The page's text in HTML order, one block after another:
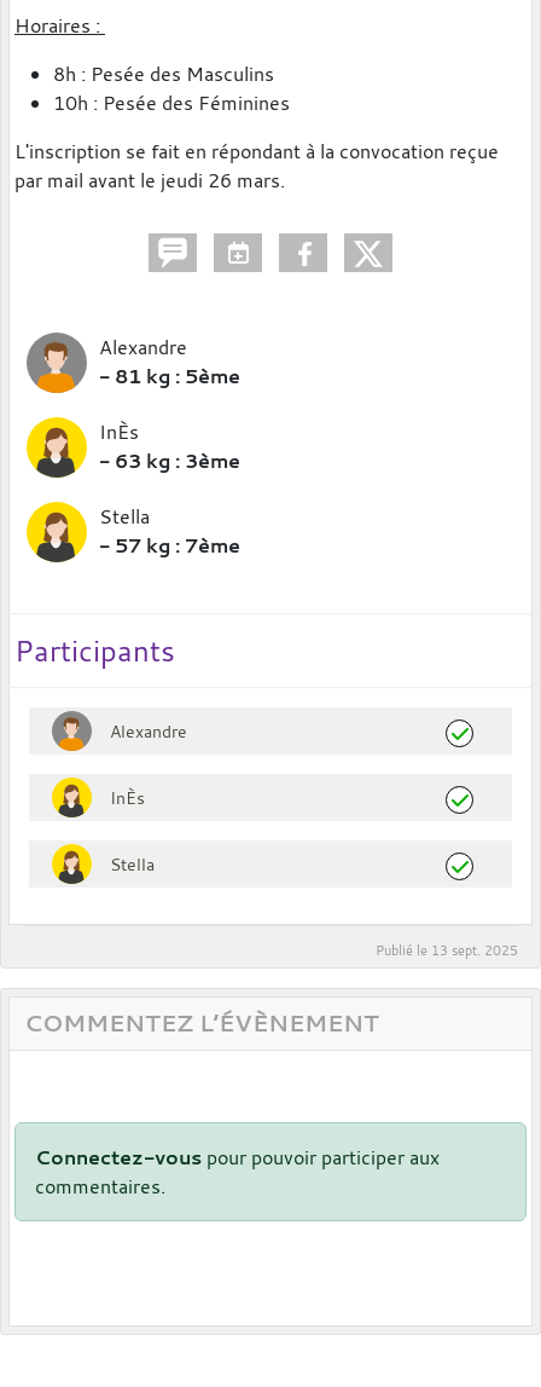
Horaires :
8h : Pesée des Masculins
10h : Pesée des Féminines
L'inscription se fait en répondant à la convocation reçue
par mail avant le jeudi 26 mars.
Alexandre
- 81 kg : 5ème
InÈs
- 63 kg : 3ème
Stella
- 57 kg : 7ème
Participants
Alexandre
InÈs
Stella
Publié le 13 sept. 2025
COMMENTEZ L’ÉVÈNEMENT
Connectez-vous pour pouvoir participer aux
commentaires.